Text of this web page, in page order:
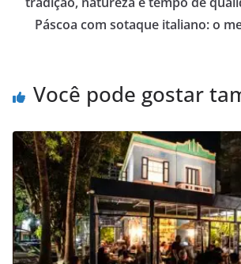
Páscoa com sotaque italiano: o
Você pode gostar